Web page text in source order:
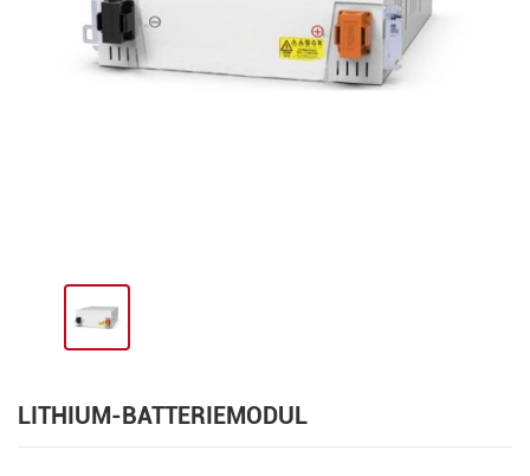
LITHIUM-BATTERIEMODUL